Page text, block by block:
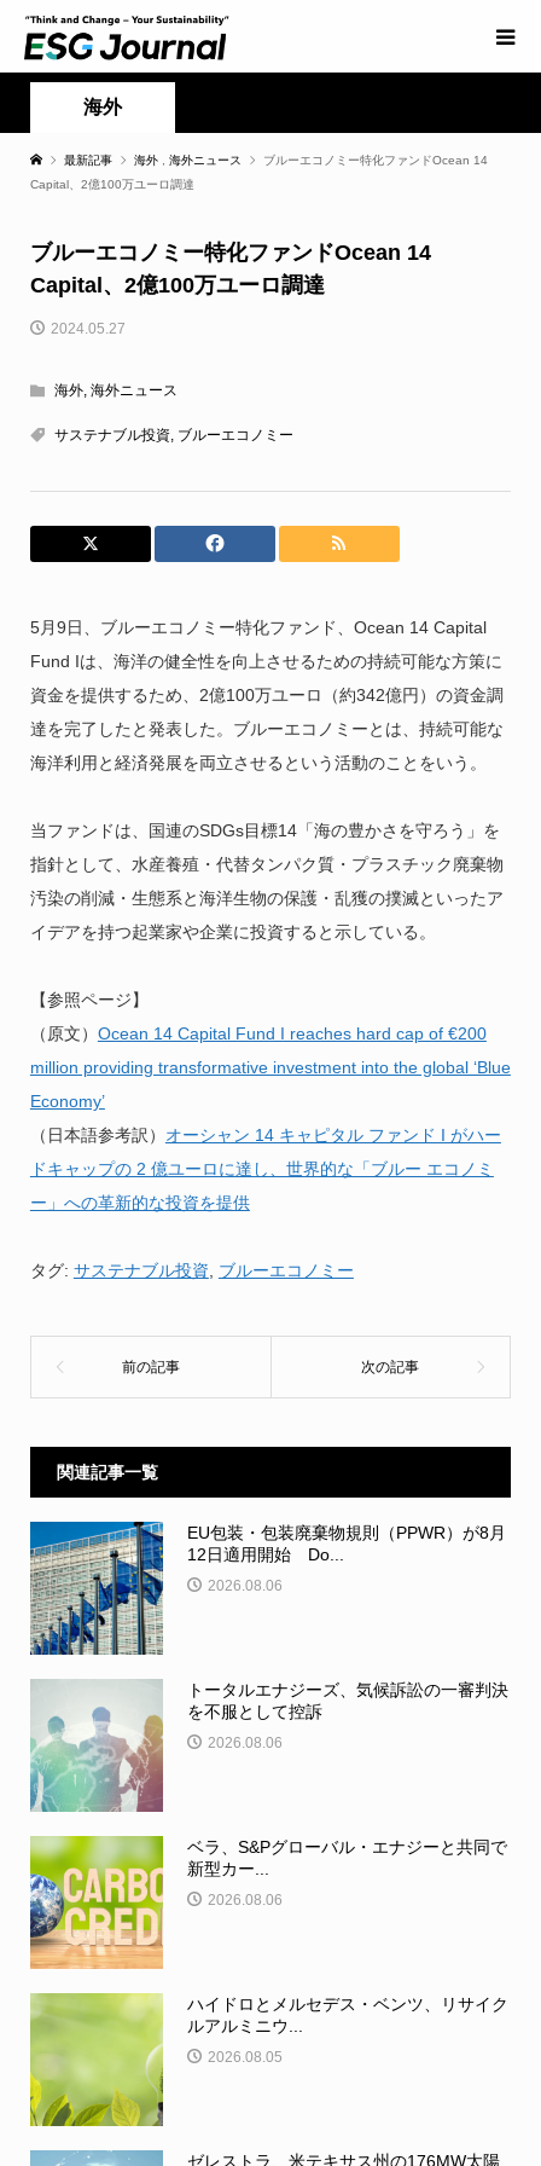
海外
最新記事 海外 海外ニュース
ブルーエコノミー特化ファンドOcean 14
Capital、2億100万ユーロ調達
ブルーエコノミー特化ファンドOcean 14
Capital、2億100万ユーロ調達
2024.05.27
海外, 海外ニュース
サステナブル投資, ブルーエコノミー
5月9日、ブルーエコノミー特化ファンド、Ocean 14 Capital
Fund Iは、海洋の健全性を向上させるための持続可能な方策に
資金を提供するため、2億100万ユーロ（約342億円）の資金調
達を完了したと発表した。ブルーエコノミーとは、持続可能な
海洋利用と経済発展を両立させるという活動のことをいう。
当ファンドは、国連のSDGs目標14「海の豊かさを守ろう」を
指針として、水産養殖・代替タンパク質・プラスチック廃棄物
汚染の削減・生態系と海洋生物の保護・乱獲の撲滅といったア
イデアを持つ起業家や企業に投資すると示している。
【参照ページ】
（原文） Ocean 14 Capital Fund I reaches hard cap of €200
million providing transformative investment into the global ‘Blue
Economy’
（日本語参考訳） オーシャン 14 キャピタル ファンド I がハー
ドキャップの 2 億ユーロに達し、世界的な「ブルー エコノミ
ー」への革新的な投資を提供
タグ: サステナブル投資 ブルーエコノミー
関連記事一覧
EU包装・包装廃棄物規則（PPWR）が8月
12日適用開始 Do...
2026.08.06
トータルエナジーズ、気候訴訟の一審判決
を不服として控訴
2026.08.06
ベラ、S&Pグローバル・エナジーと共同で
新型カー...
2026.08.06
ハイドロとメルセデス・ベンツ、リサイク
ルアルミニウ...
2026.08.05
ゼレストラ、米テキサス州の176MW太陽